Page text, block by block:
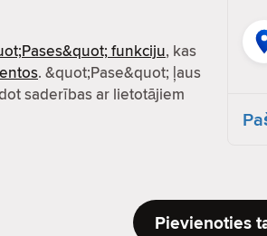
funkciju, kas
. &quot;Pase&quot; ļaus
saderības ar lietotājiem
Pievienoties